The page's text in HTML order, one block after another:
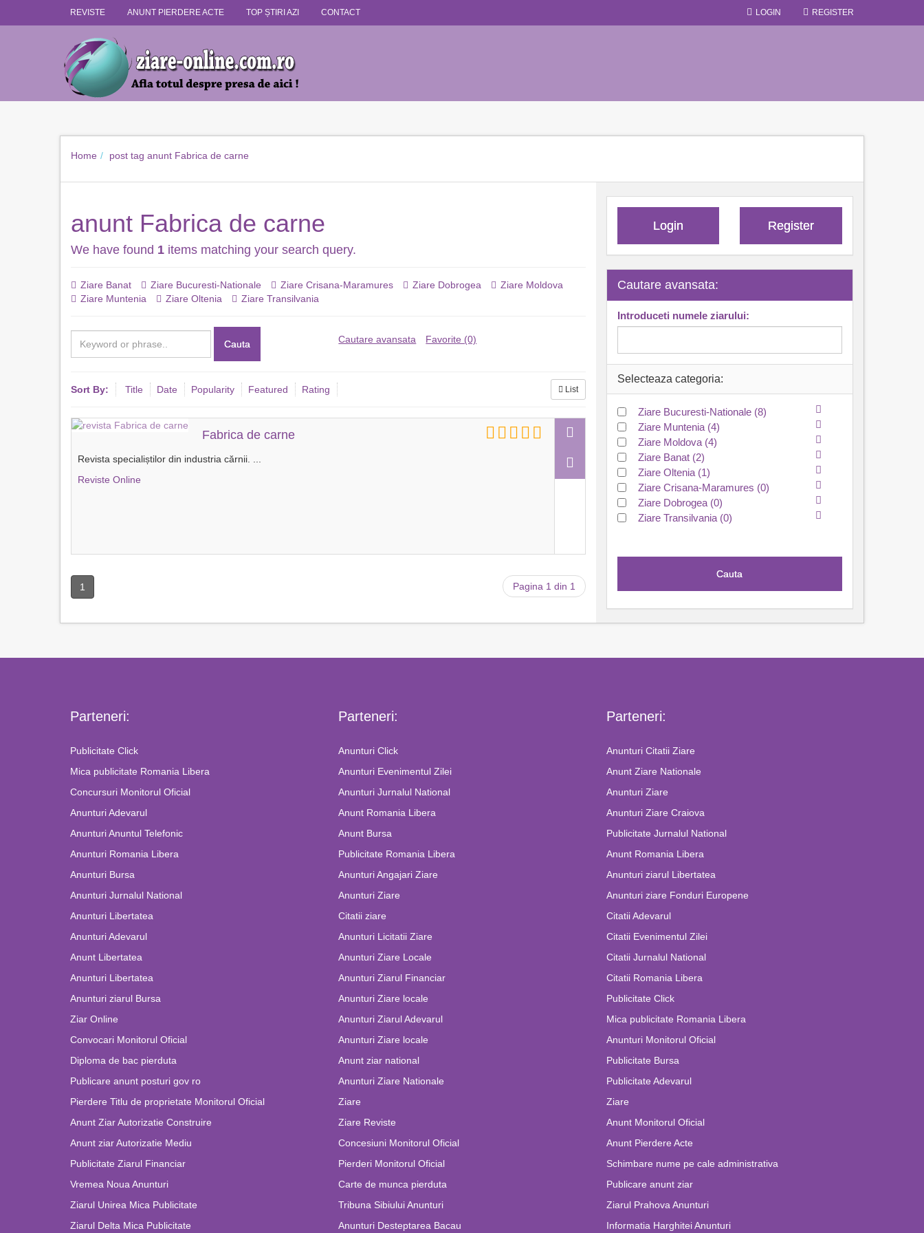
LOGIN REGISTER
REVISTE ANUNT PIERDERE ACTE TOP ȘTIRI AZI CONTACT
Home post tag anunt Fabrica de carne
anunt Fabrica de carne
We have found 1 items matching your search query.
Ziare Banat Ziare Bucuresti-Nationale Ziare Crisana-Maramures Ziare Dobrogea
Ziare Moldova
Ziare Muntenia
Ziare Oltenia Ziare Transilvania
Cauta Cautare avansata Favorite (0)
Sort By: Title Date Popularity Featured Rating List
Fabrica de carne
Revista specialiștilor din industria cărnii.
Reviste Online
1 Pagina 1 din 1
Login Register
Cautare avansata:
Introduceti numele ziarului:
Selecteaza categoria:
Ziare Bucuresti-Nationale (8)
Ziare Muntenia (4)
Ziare Moldova (4)
Ziare Banat (2)
Ziare Oltenia (1)
Ziare Crisana-Maramures (0)
Ziare Dobrogea (0)
Ziare Transilvania (0)
Cauta
Parteneri:
Publicitate Click
Mica publicitate Romania Libera
Concursuri Monitorul Oficial
Anunturi Adevarul
Anunturi Anuntul Telefonic
Anunturi Romania Libera
Anunturi Bursa
Anunturi Jurnalul National
Anunturi Libertatea
Anunturi Adevarul
Anunt Libertatea
Anunturi Libertatea
Anunturi ziarul Bursa
Ziar Online
Convocari Monitorul Oficial
Diploma de bac pierduta
Publicare anunt posturi gov ro
Pierdere Titlu de proprietate Monitorul Oficial
Anunt Ziar Autorizatie Construire
Anunt ziar Autorizatie Mediu
Publicitate Ziarul Financiar
Vremea Noua Anunturi
Ziarul Unirea Mica Publicitate
Ziarul Delta Mica Publicitate
Parteneri:
Anunturi Click
Anunturi Evenimentul Zilei
Anunturi Jurnalul National
Anunt Romania Libera
Anunt Bursa
Publicitate Romania Libera
Anunturi Angajari Ziare
Anunturi Ziare
Citatii ziare
Anunturi Licitatii Ziare
Anunturi Ziare Locale
Anunturi Ziarul Financiar
Anunturi Ziare locale
Anunturi Ziarul Adevarul
Anunturi Ziare locale
Anunt ziar national
Anunturi Ziare Nationale
Ziare
Ziare Reviste
Concesiuni Monitorul Oficial
Pierderi Monitorul Oficial
Carte de munca pierduta
Tribuna Sibiului Anunturi
Anunturi Desteptarea Bacau
Parteneri:
Anunturi Citatii Ziare
Anunt Ziare Nationale
Anunturi Ziare
Anunturi Ziare Craiova
Publicitate Jurnalul National
Anunt Romania Libera
Anunturi ziarul Libertatea
Anunturi ziare Fonduri Europene
Citatii Adevarul
Citatii Evenimentul Zilei
Citatii Jurnalul National
Citatii Romania Libera
Publicitate Click
Mica publicitate Romania Libera
Anunturi Monitorul Oficial
Publicitate Bursa
Publicitate Adevarul
Ziare
Anunt Monitorul Oficial
Anunt Pierdere Acte
Schimbare nume pe cale administrativa
Publicare anunt ziar
Ziarul Prahova Anunturi
Informatia Harghitei Anunturi